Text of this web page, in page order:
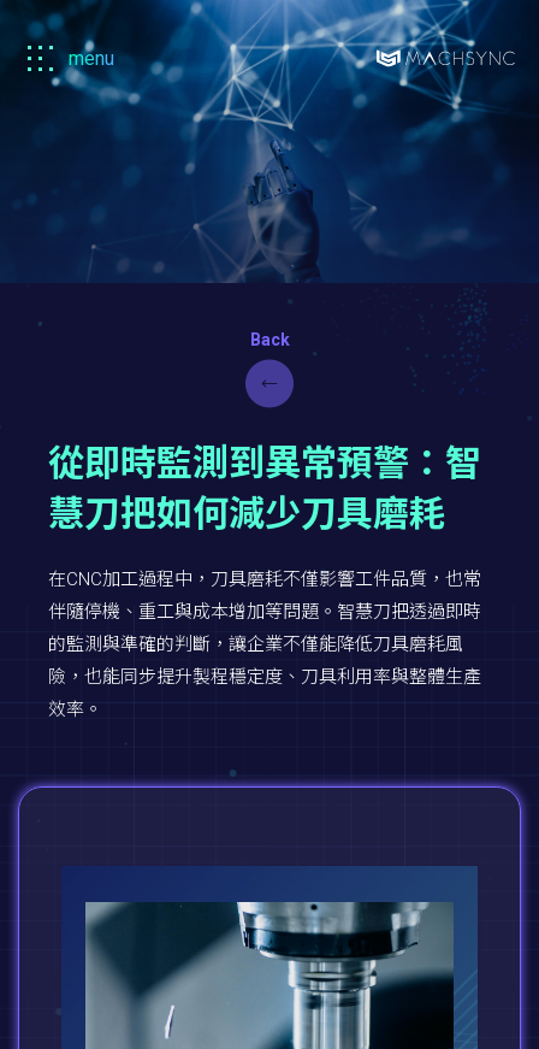
Machsync
menu
從即時監測到異常預警：智
慧刀把如何減少刀具磨耗
在CNC加工過程中，刀具磨耗不僅影響工件品質，也常
伴隨停機、重工與成本增加等問題。智慧刀把透過即時
的監測與準確的判斷，讓企業不僅能降低刀具磨耗風
險，也能同步提升製程穩定度、刀具利用率與整體生產
效率。